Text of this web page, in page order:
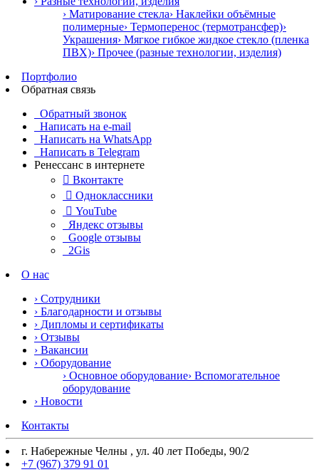
› Матирование стекла› Наклейки объёмные
полимерные› Термоперенос (термотрансфер)›
Украшения› Мягкое гибкое жидкое стекло (пленка
ПВХ)› Прочее (разные технологии, изделия)
Портфолио
Обратная связь
Обратный звонок
Написать на e-mail
Написать на WhatsApp
Написать в Telegram
Ренессанс в интернете
 Вконтакте
 Одноклассники
 YouTube
Яндекс отзывы
Google отзывы
2Gis
О нас
› Сотрудники
› Благодарности и отзывы
› Дипломы и сертификаты
› Отзывы
› Вакансии
› Оборудование
› Основное оборудование› Вспомогательное
оборудование
› Новости
Контакты
г. Набережные Челны , ул. 40 лет Победы, 90/2
+7 (967) 379 91 01